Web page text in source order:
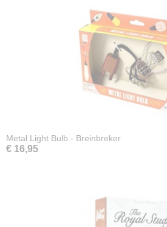
Metal Light Bulb - Breinbreker
€ 16,95